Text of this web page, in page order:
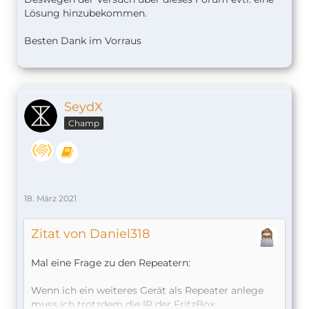
Lösung hinzubekommen.
Besten Dank im Vorraus
SeydX
Champ
18. März 2021
Zitat von Daniel318
Mal eine Frage zu den Repeatern:
Wenn ich ein weiteres Gerät als Repeater anlege
muss ich trotzdem die IP der FritzBox